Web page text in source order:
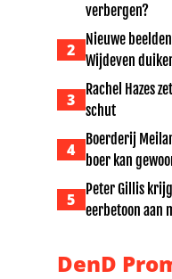
verbergen?
2
Nieuwe
Wijdeven
3
Rachel Hazes
schut
4
Boerderij
boer kan
5
Peter Gillis
eerbetoon aan
DenD